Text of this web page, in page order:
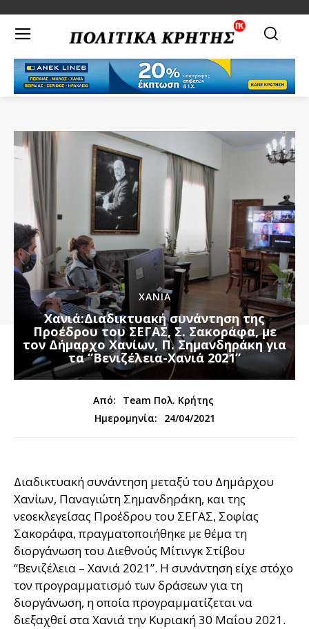
ΧΑΝΙΑ
Χανιά:Διαδικτυακή συνάντηση της
Προέδρου του ΣΕΓΑΣ, Σ. Σακοράφα, με
τον Δήμαρχο Χανίων, Π. Σημανδηράκη για
τα “Βενιζέλεια-Χανιά 2021”
Από:
Team Πολ. Κρήτης
Ημερομηνία:
24/04/2021
Διαδικτυακή συνάντηση μεταξύ του Δημάρχου
Χανίων, Παναγιώτη Σημανδηράκη, και της
νεοεκλεγείσας Προέδρου του ΣΕΓΑΣ, Σοφίας
Σακοράφα, πραγματοποιήθηκε με θέμα τη
διοργάνωση του Διεθνούς Μίτινγκ Στίβου
“Βενιζέλεια – Χανιά 2021”. Η συνάντηση είχε στόχο
τον προγραμματισμό των δράσεων για τη
διοργάνωση, η οποία προγραμματίζεται να
διεξαχθεί στα Χανιά την Κυριακή 30 Μαΐου 2021.